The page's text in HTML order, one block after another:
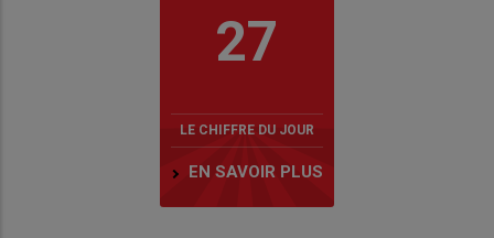
27
LE CHIFFRE DU JOUR
EN SAVOIR PLUS